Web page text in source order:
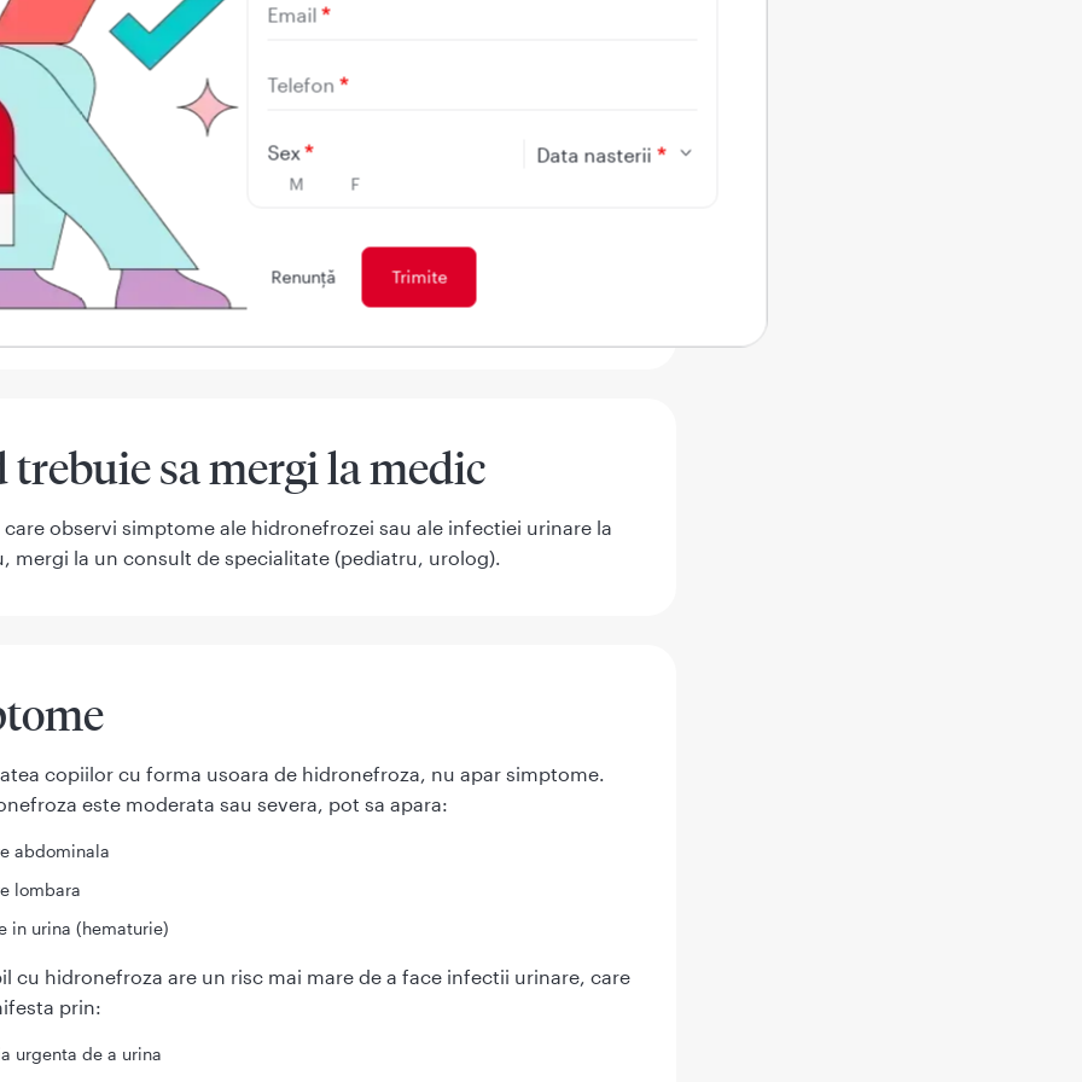
la nivelul rinichilor, al vezicii sau al uretrei
chisturilor la rinichi
tratamentului hidronefrozei, rinichii se distrug progresiv, ceea ce
insuficientei renale.
trebuie sa mergi la medic
care observi simptome ale hidronefrozei sau ale infectiei urinare la
mergi la un consult de specialitate (pediatru, urolog).
copiilor cu forma usoara de hidronefroza, nu apar simptome.
este moderata sau severa, pot sa apara:
abdominala
lombara
in urina (hematurie)
cu hidronefroza are un risc mai mare de a face infectii urinare, care
prin:
urgenta de a urina
Email
Telefon
Sex
M F
Data nasterii
Renunţă